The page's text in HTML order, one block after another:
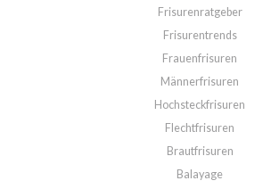
Frisurenratgeber
Frisurentrends
Frauenfrisuren
Männerfrisuren
Hochsteckfrisuren
Flechtfrisuren
Brautfrisuren
Balayage